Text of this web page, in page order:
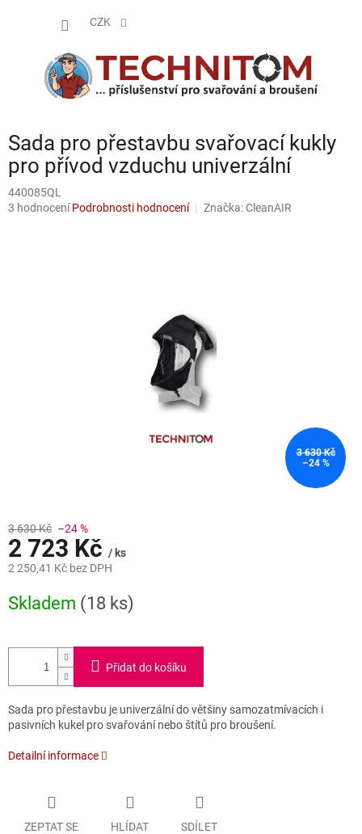
CZK
Sada pro přestavbu svařovací kukly
pro přívod vzduchu univerzální
440085QL
Průměrné
3 hodnocení Podrobnosti hodnocení Značka:CleanAIR
3 630 Kč
–24 %
3 630 Kč –24 %
2 723 Kč / ks
2 250,41 Kč bez DPH
cena:
Skladem (18 ks)
Přidat do košíku
Sada pro přestavbu je univerzální do většiny samozatmívacích i
pasivních kukel pro svařování nebo štítů pro broušení.
Detailní informace
ZEPTAT SE HLÍDAT SDÍLET